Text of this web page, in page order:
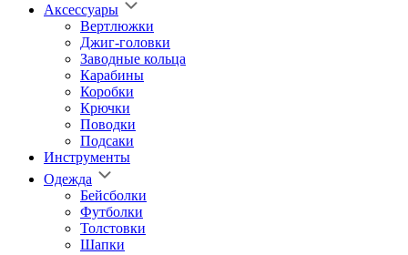
Аксессуары
Вертлюжки
Джиг-головки
Заводные кольца
Карабины
Коробки
Крючки
Поводки
Подсаки
Инструменты
Одежда
Бейсболки
Футболки
Толстовки
Шапки